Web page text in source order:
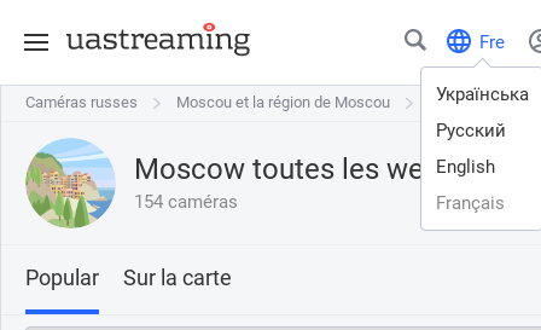
Fre
Українська
Русский
English
Français
Caméras russes Moscou et la région de Moscou Moscow
Caméras russes Moscou et la région de Moscou Moscow
Moscow toutes les webcams
154 caméras
Popular Sur la carte